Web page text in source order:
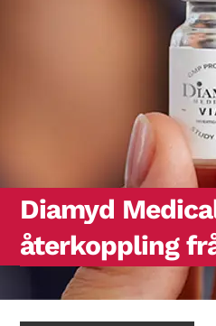
GRATIS DIABETESPRODUKTER
Diamyd
återkoppling